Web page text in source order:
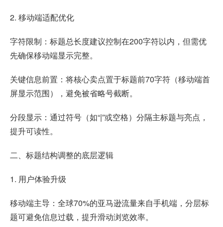
2. 移动端适配优化
字符限制：标题总长度建议控制在200字符以内，但需优
先确保移动端显示完整。
关键信息前置：将核心卖点置于标题前70字符（移动端首
屏显示范围），避免被省略号截断。
分段显示：通过符号（如“|”或空格）分隔主标题与亮点，
提升可读性。
二、标题结构调整的底层逻辑
1. 用户体验升级
移动端主导：全球70%的亚马逊流量来自手机端，分层标
题可避免信息过载，提升滑动浏览效率。